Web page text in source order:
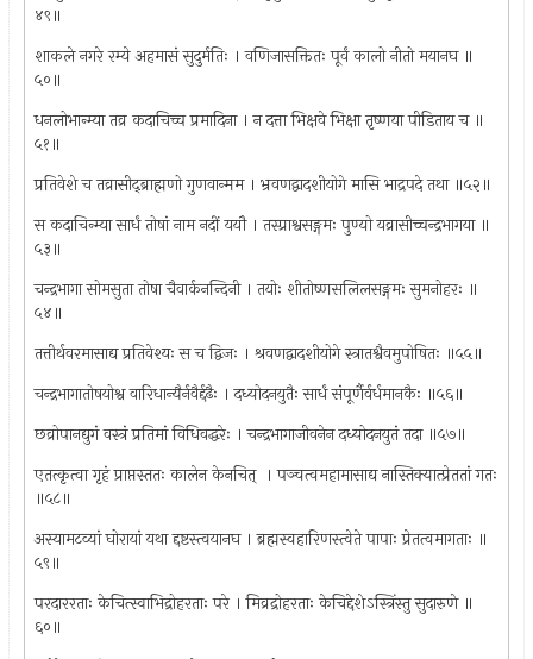
४९॥
शाकले नगरे रम्ये अहमासं सुदुर्मतिः । वणिजासक्तितः पूर्वं कालो नीतो मयानघ ॥
५०॥
धनलोभान्म्या तव्र कदाचिच्च प्रमादिना । न दत्ता भिक्षवे भिक्षा तृष्णया पीडिताय च ॥
५१॥
प्रतिवेशे च तव्रासीद्‍ब्राह्मणो गुणवान्मम । भ्रवणद्वादशीयोगे मासि भाद्रपदे तथा ॥५२॥
स कदाचिन्म्या सार्धं तोषां नाम नदीं ययौ । तस्प्राश्वसङ्गमः पुण्यो यव्रासीच्चन्द्रभागया ॥
५३॥
चन्द्रभागा सोमसुता तोषा चैवार्कनन्दिनी । तयोः शीतोष्णसलिलसङ्गमः सुमनोहरः ॥
५४॥
तत्तीर्थवरमासाद्य प्रतिवेश्यः स च द्विजः । श्रवणद्वादशीयोगे स्त्रातश्वैवमुपोषितः ॥५५॥
चन्द्रभागातोषयोश्व वारिधान्यैर्नवैर्द्दढैः । दध्योदनयुतैः सार्धं संपूर्णैर्वर्धमानकैः ॥५६॥
छव्रोपानद्युगं वस्त्रं प्रतिमां विधिवद्धरेः । चन्द्रभागाजीवनेन दध्योदनयुतं तदा ॥५७॥
एतत्कृत्वा गृहं प्राप्तस्ततः कालेन केनचित् ‍ । पञ्चत्वमहामासाद्य नास्तिक्यात्प्रेततां गतः
॥५८॥
अस्यामटव्यां घोरायां यथा द्दष्टस्त्वयानघ । ब्रह्मस्वहारिणस्त्वेते पापाः प्रेतत्वमागताः ॥
५९॥
परदाररताः केचित्स्वाभिद्रोहरताः परे । मिव्रद्रोहरताः केचिद्देशेऽस्त्रिंस्तु सुदारुणे ॥
६०॥